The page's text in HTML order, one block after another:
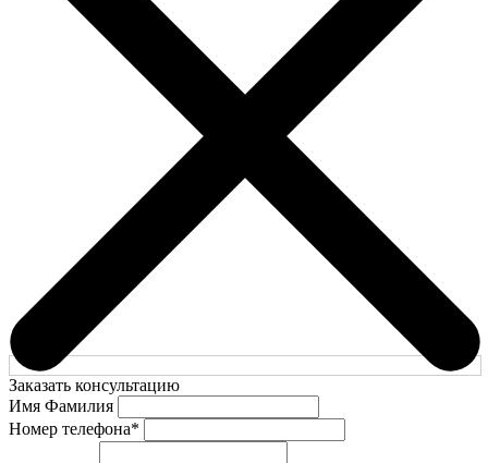
Заказать консультацию
Имя Фамилия
Номер телефона*